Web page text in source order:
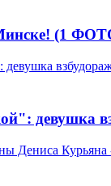
(1
девушка